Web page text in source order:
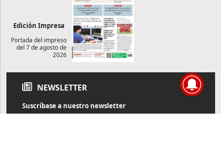
Edición Impresa
Portada del impreso
del 7 de agosto de
2026
NEWSLETTER
Suscríbase a nuestro newsletter
Reciba diariamente información de actualidad directamente en